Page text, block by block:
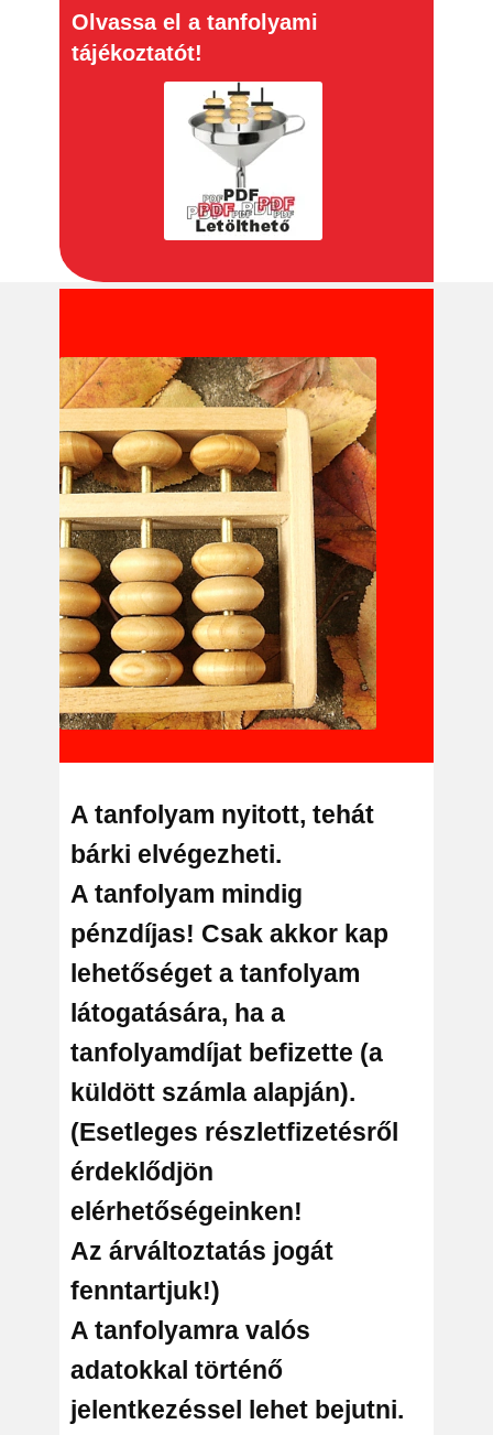
Olvassa el a tanfolyami
tájékoztatót!
A tanfolyam nyitott, tehát
bárki elvégezheti.
A tanfolyam mindig
pénzdíjas! Csak akkor kap
lehetőséget a tanfolyam
látogatására, ha a
tanfolyamdíjat befizette (a
küldött számla alapján).
(Esetleges részletfizetésről
érdeklődjön
elérhetőségeinken!
Az árváltoztatás jogát
fenntartjuk!)
A tanfolyamra valós
adatokkal történő
jelentkezéssel lehet bejutni.